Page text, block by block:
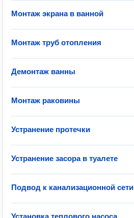
Монтаж экрана в ванной
Монтаж труб отопления
Демонтаж ванны
Монтаж раковины
Устранение протечки
Устранение засора в туалете
Подвод к канализационной сети
Установка теплового насоса